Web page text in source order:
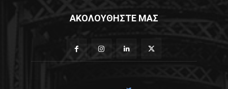
ΑΚΟΛΟΥΘΗΣΤΕ ΜΑΣ